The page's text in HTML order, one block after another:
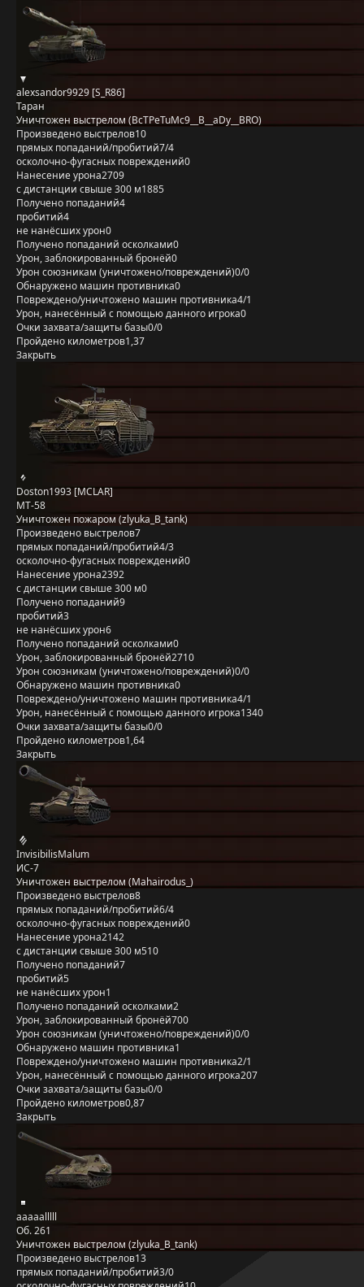
alexsandor9929 [S_R86]
Таран
Уничтожен выстрелом (BcTPeTuMc9__B__aDy__BRO)
Произведено выстрелов10
прямых попаданий/пробитий7/4
осколочно-фугасных повреждений0
Нанесение урона2709
с дистанции свыше 300 м1885
Получено попаданий4
пробитий4
не нанёсших урон0
Получено попаданий осколками0
Урон, заблокированный бронёй0
Урон союзникам (уничтожено/повреждений)0/0
Обнаружено машин противника0
Повреждено/уничтожено машин противника4/1
Урон, нанесённый с помощью данного игрока0
Очки захвата/защиты базы0/0
Пройдено километров1,37
Закрыть
Doston1993 [MCLAR]
MT-58
Уничтожен пожаром (zlyuka_B_tank)
Произведено выстрелов7
прямых попаданий/пробитий4/3
осколочно-фугасных повреждений0
Нанесение урона2392
с дистанции свыше 300 м0
Получено попаданий9
пробитий3
не нанёсших урон6
Получено попаданий осколками0
Урон, заблокированный бронёй2710
Урон союзникам (уничтожено/повреждений)0/0
Обнаружено машин противника0
Повреждено/уничтожено машин противника4/1
Урон, нанесённый с помощью данного игрока1340
Очки захвата/защиты базы0/0
Пройдено километров1,64
Закрыть
InvisibilisMalum
ИС-7
Уничтожен выстрелом (Mahairodus_)
Произведено выстрелов8
прямых попаданий/пробитий6/4
осколочно-фугасных повреждений0
Нанесение урона2142
с дистанции свыше 300 м510
Получено попаданий7
пробитий5
не нанёсших урон1
Получено попаданий осколками2
Урон, заблокированный бронёй700
Урон союзникам (уничтожено/повреждений)0/0
Обнаружено машин противника1
Повреждено/уничтожено машин противника2/1
Урон, нанесённый с помощью данного игрока207
Очки захвата/защиты базы0/0
Пройдено километров0,87
Закрыть
aaaaalllll
Об. 261
Уничтожен выстрелом (zlyuka_B_tank)
Произведено выстрелов13
прямых попаданий/пробитий3/0